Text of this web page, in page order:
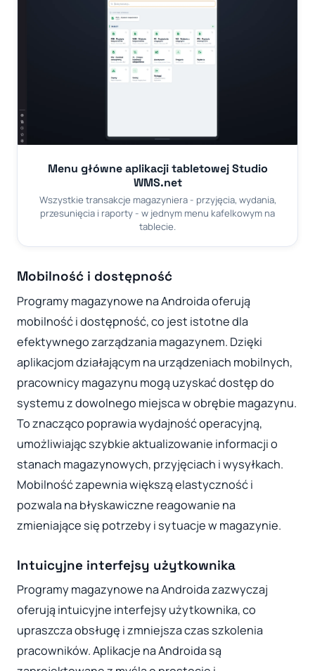
Menu główne aplikacji tabletowej Studio
WMS.net
Wszystkie transakcje magazyniera - przyjęcia, wydania,
przesunięcia i raporty - w jednym menu kafelkowym na
tablecie.
Mobilność i dostępność
Programy magazynowe na Androida oferują
mobilność i dostępność, co jest istotne dla
efektywnego zarządzania magazynem. Dzięki
aplikacjom działającym na urządzeniach mobilnych,
pracownicy magazynu mogą uzyskać dostęp do
systemu z dowolnego miejsca w obrębie magazynu.
To znacząco poprawia wydajność operacyjną,
umożliwiając szybkie aktualizowanie informacji o
stanach magazynowych, przyjęciach i wysyłkach.
Mobilność zapewnia większą elastyczność i
pozwala na błyskawiczne reagowanie na
zmieniające się potrzeby i sytuacje w magazynie.
Intuicyjne interfejsy użytkownika
Programy magazynowe na Androida zazwyczaj
oferują intuicyjne interfejsy użytkownika, co
upraszcza obsługę i zmniejsza czas szkolenia
pracowników. Aplikacje na Androida są